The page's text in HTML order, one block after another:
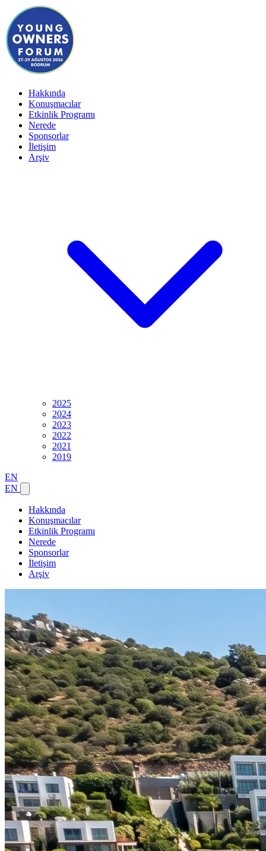
Hakkında
Konuşmacılar
Etkinlik Programı
Nerede
Sponsorlar
İletişim
Arşiv
2025
2024
2023
2022
2021
2019
EN
EN
Hakkında
Konuşmacılar
Etkinlik Programı
Nerede
Sponsorlar
İletişim
Arşiv